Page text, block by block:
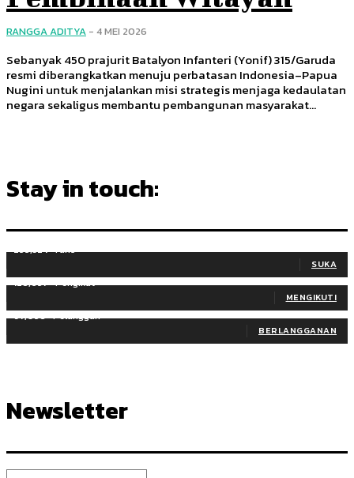
RANGGA ADITYA - 4 MEI 2026
Sebanyak 450 prajurit Batalyon Infanteri (Yonif) 315/Garuda
resmi diberangkatkan menuju perbatasan Indonesia–Papua
Nugini untuk menjalankan misi strategis menjaga kedaulatan
negara sekaligus membantu pembangunan masyarakat...
Stay in touch:
255,324 Fans
SUKA
128,657 Pengikut
MENGIKUTI
97,058 Pelanggan
BERLANGGANAN
Newsletter